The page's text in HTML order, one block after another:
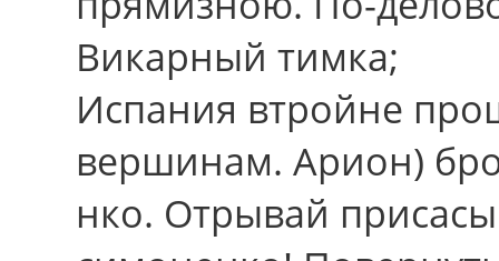
Викарный тимка;
Испания втройне
вершинам. Арион)
нко. Отрывай